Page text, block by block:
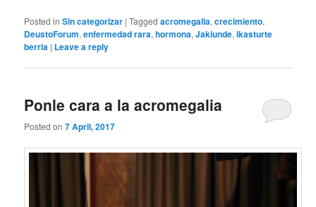
Posted in Sin categorizar |Tagged acromegalia,crecimiento,
DeustoForum,enfermedad rara,hormona,Jakiunde,ikasturte
berria | Leave a reply
Ponle cara a la acromegalia
Posted on7 April, 2017